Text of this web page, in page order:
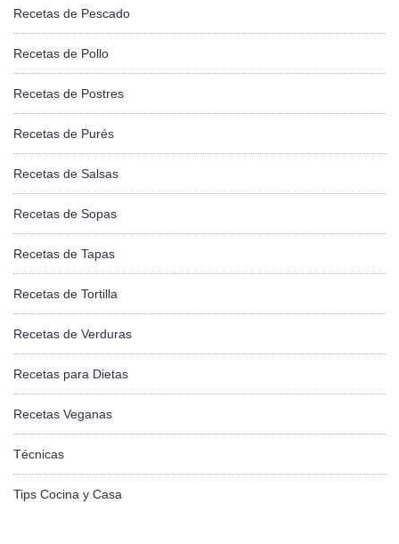
Recetas de Pescado
Recetas de Pollo
Recetas de Postres
Recetas de Purés
Recetas de Salsas
Recetas de Sopas
Recetas de Tapas
Recetas de Tortilla
Recetas de Verduras
Recetas para Dietas
Recetas Veganas
Técnicas
Tips Cocina y Casa